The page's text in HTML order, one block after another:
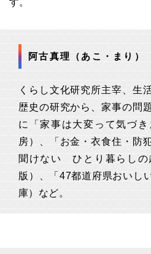
阿古真理（あこ・まり）
くらし文化研究所主宰、生
歴史の研究から、家事の問
に「家事は大変って気づ
房）、「お金・衣食住・防
聞けない ひとり暮らしの
版）、「47都道府県おいし
庫）など。